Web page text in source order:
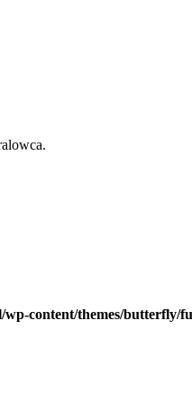
content/themes/butterfly/